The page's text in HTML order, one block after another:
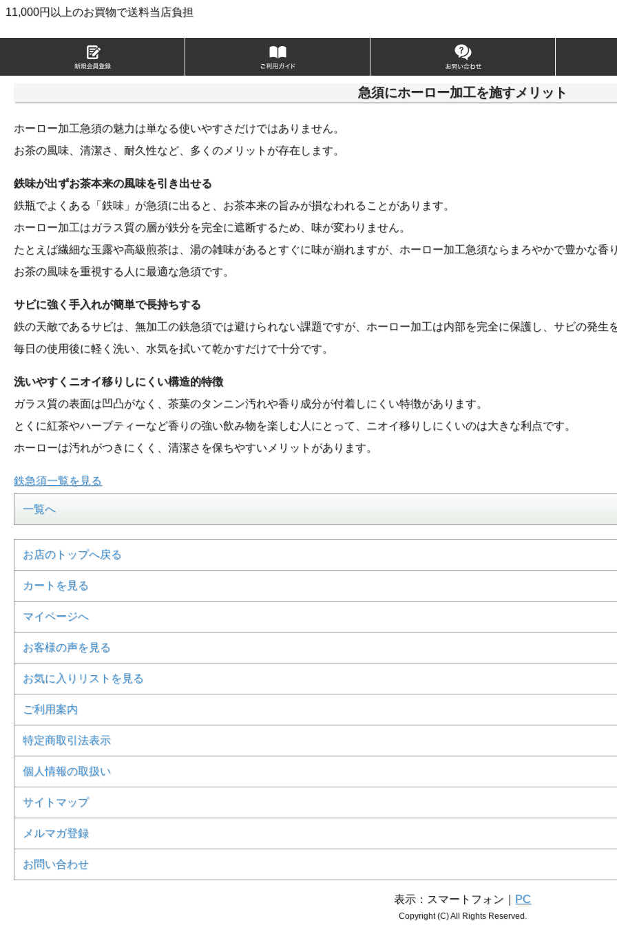
11,000円以上のお買物で送料当店負担
急須にホーロー加工を施すメリット
ホーロー加工急須の魅力は単なる使いやすさだけではありません。
お茶の風味、清潔さ、耐久性など、多くのメリットが存在します。
鉄味が出ずお茶本来の風味を引き出せる
鉄瓶でよくある「鉄味」が急須に出ると、お茶本来の旨みが損なわれることがあります。
ホーロー加工はガラス質の層が鉄分を完全に遮断するため、味が変わりません。
たとえば繊細な玉露や高級煎茶は、湯の雑味があるとすぐに味が崩れますが、ホーロー加工急須ならまろやかで豊かな香
お茶の風味を重視する人に最適な急須です。
サビに強く手入れが簡単で長持ちする
鉄の天敵であるサビは、無加工の鉄急須では避けられない課題ですが、ホーロー加工は内部を完全に保護し、サビの発生
毎日の使用後に軽く洗い、水気を拭いて乾かすだけで十分です。
洗いやすくニオイ移りしにくい構造的特徴
ガラス質の表面は凹凸がなく、茶葉のタンニン汚れや香り成分が付着しにくい特徴があります。
とくに紅茶やハーブティーなど香りの強い飲み物を楽しむ人にとって、ニオイ移りしにくいのは大きな利点です。
ホーローは汚れがつきにくく、清潔さを保ちやすいメリットがあります。
鉄急須一覧を見る
一覧へ
お店のトップへ戻る
カートを見る
マイページへ
お客様の声を見る
お気に入りリストを見る
ご利用案内
特定商取引法表示
個人情報の取扱い
サイトマップ
メルマガ登録
お問い合わせ
表示：スマートフォン｜ PC
Copyright (C) All Rights Reserved.